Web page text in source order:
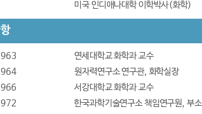
미국 인디애나대학 이학박사(화학)
연세대학교 화학과 교수
원자력연구소 연구관, 화학실장
서강대학교 화학과 교수
한국과학기술연구소 책임연구원, 부